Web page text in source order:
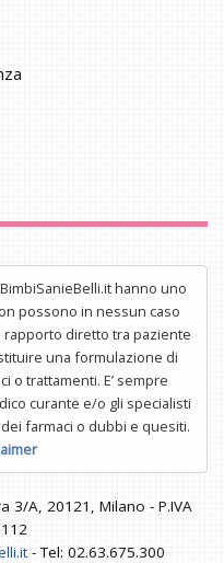
hanno uno
possono in nessun caso
rapporto diretto tra paziente
una formulazione di
o trattamenti. E’ sempre
curante e/o gli specialisti
farmaci o dubbi e quesiti.
3/A, 20121, Milano - P.IVA
- Tel: 02.63.675.300